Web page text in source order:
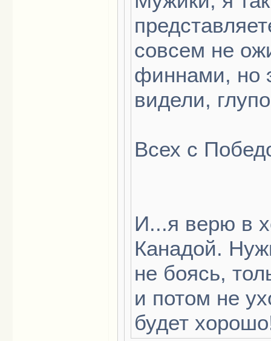
совсем не
финнами, но
видели,
Всех с
И...я верю в
Канадой.
не боясь,
и потом не
будет